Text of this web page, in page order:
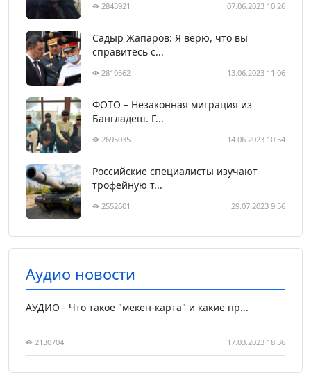
2843921 07.06.2023 10:26
Садыр Жапаров: Я верю, что вы
справитесь с...
2810562 13.06.2023 11:06
ФОТО – Незаконная миграция из
Бангладеш. Г...
2695035 14.06.2023 10:54
Российские специалисты изучают
трофейную т...
2552601 29.07.2023 9:56
Аудио новости
АУДИО - Что такое "мекен-карта" и какие пр...
2130704 17.03.2023 18:36